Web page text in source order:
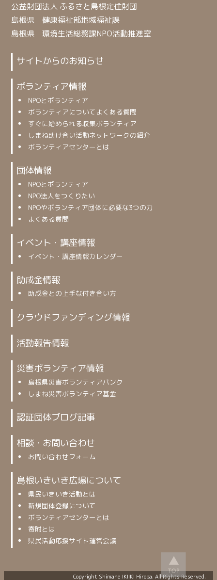
公益財団法人 ふるさと島根定住財団
島根県 健康福祉部地域福祉課
島根県 環境生活総務課NPO活動推進室
サイトからのお知らせ
ボランティア情報
NPOとボランティア
ボランティアについてよくある質問
すぐに始められる収集ボランティア
しまね助け合い活動ネットワークの紹介
ボランティアセンターとは
団体情報
NPOとボランティア
NPO法人をつくりたい
NPOやボランティア団体に必要な3つの力
よくある質問
イベント・講座情報
イベント・講座情報カレンダー
助成金情報
助成金との上手な付き合い方
クラウドファンディング情報
活動報告情報
災害ボランティア情報
島根県災害ボランティアバンク
しまね災害ボランティア基金
認証団体ブログ記事
相談・お問い合わせ
お問い合わせフォーム
島根いきいき広場について
県民いきいき活動とは
新規団体登録について
ボランティアセンターとは
寄附とは
県民活動応援サイト運営会議
Copyright Shimane IKIIKI Hiroba. All Rights Reserved.